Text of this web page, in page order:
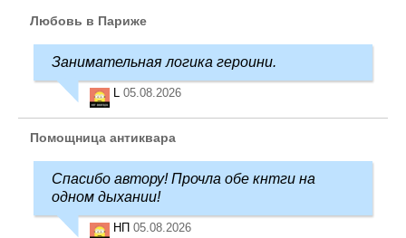
Любовь в Париже
Занимательная логика героини.
L 05.08.2026
Помощница антиквара
Спасибо автору! Прочла обе кнтги на
одном дыхании!
НП 05.08.2026